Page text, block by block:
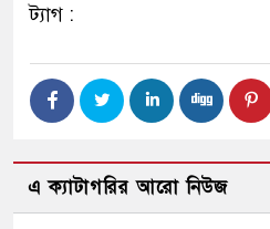
ট্যাগ :
এ ক্যাটাগরির আরো নিউজ